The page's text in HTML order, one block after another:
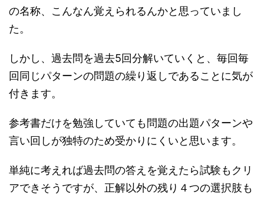
の名称、こんなん覚えられるんかと思っていまし
た。
しかし、過去問を過去5回分解いていくと、毎回毎
回同じパターンの問題の繰り返しであることに気が
付きます。
参考書だけを勉強していても問題の出題パターンや
言い回しが独特のため受かりにくいと思います。
単純に考えれば過去問の答えを覚えたら試験もクリ
アできそうですが、正解以外の残り４つの選択肢も